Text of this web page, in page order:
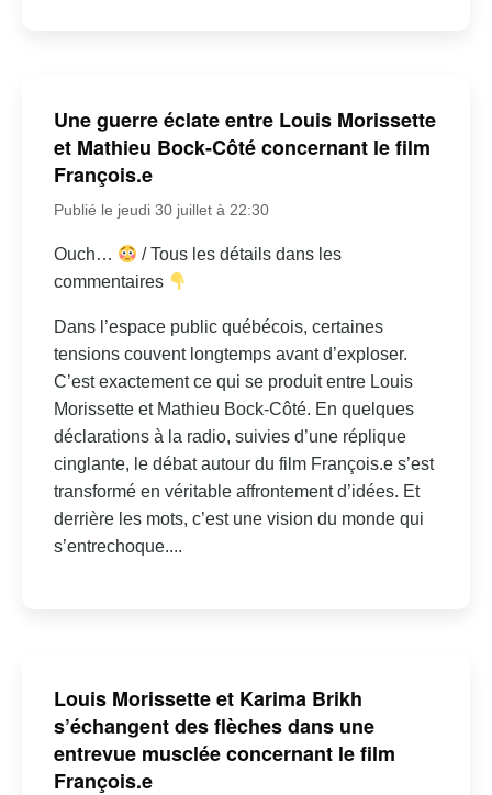
Une guerre éclate entre Louis Morissette
et Mathieu Bock-Côté concernant le film
François.e
Publié le jeudi 30 juillet à 22:30
Ouch…
/ Tous les détails dans les
commentaires
Dans l’espace public québécois, certaines
tensions couvent longtemps avant d’exploser.
C’est exactement ce qui se produit entre Louis
Morissette et Mathieu Bock-Côté. En quelques
déclarations à la radio, suivies d’une réplique
cinglante, le débat autour du film François.e s’est
transformé en véritable affrontement d’idées. Et
derrière les mots, c’est une vision du monde qui
s’entrechoque....
Louis Morissette et Karima Brikh
s’échangent des flèches dans une
entrevue musclée concernant le film
François.e